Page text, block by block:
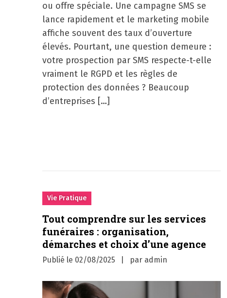
ou offre spéciale. Une campagne SMS se
lance rapidement et le marketing mobile
affiche souvent des taux d’ouverture
élevés. Pourtant, une question demeure :
votre prospection par SMS respecte-t-elle
vraiment le RGPD et les règles de
protection des données ? Beaucoup
d’entreprises […]
Vie Pratique
Tout comprendre sur les services
funéraires : organisation,
démarches et choix d’une agence
Publié le 02/08/2025 par admin